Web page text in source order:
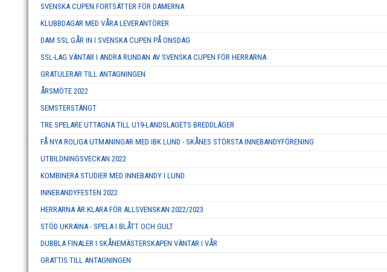
SVENSKA CUPEN FORTSÄTTER FÖR DAMERNA
KLUBBDAGAR MED VÅRA LEVERANTÖRER
DAM SSL GÅR IN I SVENSKA CUPEN PÅ ONSDAG
SSL-LAG VÄNTAR I ANDRA RUNDAN AV SVENSKA CUPEN FÖR HERRARNA
GRATULERAR TILL ANTAGNINGEN
ÅRSMÖTE 2022
SEMSTERSTÄNGT
TRE SPELARE UTTAGNA TILL U19-LANDSLAGETS BREDDLÄGER
FÅ NYA ROLIGA UTMANINGAR MED IBK LUND - SKÅNES STÖRSTA INNEBANDYFÖRENING
UTBILDNINGSVECKAN 2022
KOMBINERA STUDIER MED INNEBANDY I LUND
INNEBANDYFESTEN 2022
HERRARNA ÄR KLARA FÖR ALLSVENSKAN 2022/2023
STÖD UKRAINA - SPELA I BLÅTT OCH GULT
DUBBLA FINALER I SKÅNEMÄSTERSKAPEN VÄNTAR I VÅR
GRATTIS TILL ANTAGNINGEN